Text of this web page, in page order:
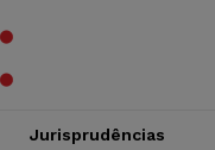
Jurisprudências